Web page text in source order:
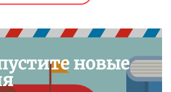
новые